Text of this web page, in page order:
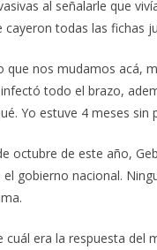
al señalarle que
cayeron todas las fichas
que nos mudamos acá,
todo el brazo,
Yo estuve 4 meses sin
octubre de este año,
el gobierno nacional.
cuál era la respuesta del